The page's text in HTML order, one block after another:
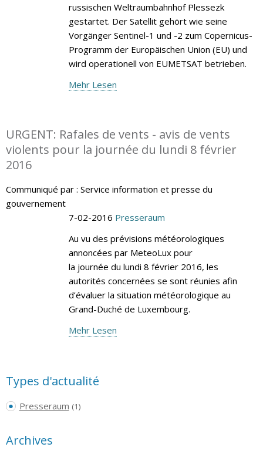
russischen Weltraumbahnhof Plessezk
gestartet. Der Satellit gehört wie seine
Vorgänger Sentinel-1 und -2 zum Copernicus-
Programm der Europäischen Union (EU) und
wird operationell von EUMETSAT betrieben.
Mehr Lesen
URGENT: Rafales de vents - avis de vents
violents pour la journée du lundi 8 février
2016
Communiqué par : Service information et presse du
gouvernement
7-02-2016 Presseraum
Au vu des prévisions météorologiques
annoncées par MeteoLux pour
la journée du lundi 8 février 2016, les
autorités concernées se sont réunies afin
d’évaluer la situation météorologique au
Grand-Duché de Luxembourg.
Mehr Lesen
Types d'actualité
Presseraum (1)
Archives